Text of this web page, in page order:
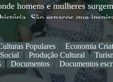
homens e mulheres
São espaços que
São moradas, cujas
a casa renovada, num
o Norte da África.
Memorial Homem do
de modo autêntico e
Populares Economia
Produção Cultural
Documentos Documentos